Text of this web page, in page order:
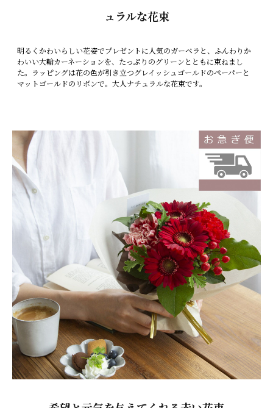
ュラルな花束
明るくかわいらしい花姿でプレゼントに人気のガーベラと、ふんわりか
わいい大輪カーネーションを、たっぷりのグリーンとともに束ねまし
た。ラッピングは花の色が引き立つグレイッシュゴールドのペーパーと
マットゴールドのリボンで。大人ナチュラルな花束です。